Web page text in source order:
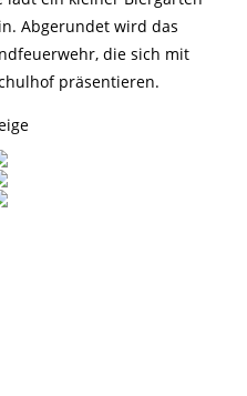
Abgerundet wird das
die sich mit
präsentieren.